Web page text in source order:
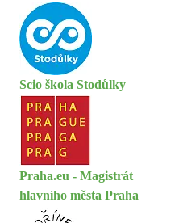
Scio škola Stodůlky
Praha.eu - Magistrát
hlavního města Praha